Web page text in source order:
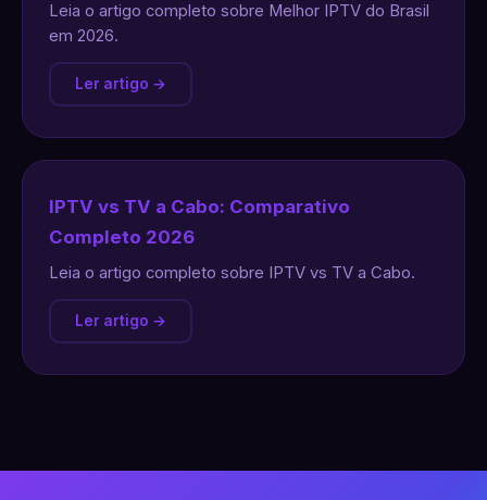
Leia o artigo completo sobre Melhor IPTV do Brasil
em 2026.
Ler artigo →
IPTV vs TV a Cabo: Comparativo
Completo 2026
Leia o artigo completo sobre IPTV vs TV a Cabo.
Ler artigo →